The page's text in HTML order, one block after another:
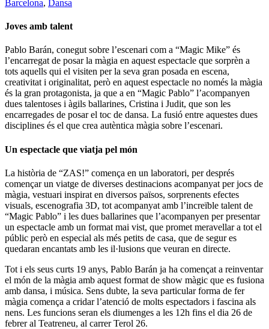
Barcelona, Dansa
Joves amb talent
Pablo Barán, conegut sobre l’escenari com a “Magic Mike” és
l’encarregat de posar la màgia en aquest espectacle que sorprèn a
tots aquells qui el visiten per la seva gran posada en escena,
creativitat i originalitat, però en aquest espectacle no només la màgia
és la gran protagonista, ja que a en “Magic Pablo” l’acompanyen
dues talentoses i àgils ballarines, Cristina i Judit, que son les
encarregades de posar el toc de dansa. La fusió entre aquestes dues
disciplines és el que crea autèntica màgia sobre l’escenari.
Un espectacle que viatja pel món
La història de “ZAS!” comença en un laboratori, per després
començar un viatge de diverses destinacions acompanyat per jocs de
màgia, vestuari inspirat en diversos països, sorprenents efectes
visuals, escenografia 3D, tot acompanyat amb l’increïble talent de
“Magic Pablo” i les dues ballarines que l’acompanyen per presentar
un espectacle amb un format mai vist, que promet meravellar a tot el
públic però en especial als més petits de casa, que de segur es
quedaran encantats amb les il·lusions que veuran en directe.
Tot i els seus curts 19 anys, Pablo Barán ja ha començat a reinventar
el món de la màgia amb aquest format de show màgic que es fusiona
amb dansa, i música. Sens dubte, la seva particular forma de fer
màgia comença a cridar l’atenció de molts espectadors i fascina als
nens. Les funcions seran els diumenges a les 12h fins el dia 26 de
febrer al Teatreneu, al carrer Terol 26.